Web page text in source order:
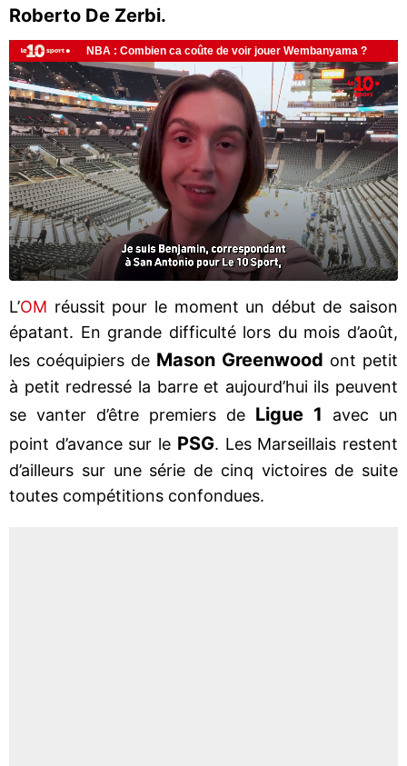
Roberto De Zerbi.
L’OM réussit pour le moment un début de saison
épatant. En grande difficulté lors du mois d’août,
les coéquipiers de Mason Greenwood ont petit
à petit redressé la barre et aujourd’hui ils peuvent
se vanter d’être premiers de Ligue 1
avec un
point d’avance sur le PSG. Les Marseillais restent
d’ailleurs sur une série de cinq victoires de suite
toutes compétitions confondues.